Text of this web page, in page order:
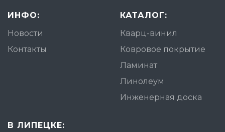
ИНФО:
Новости
Контакты
КАТАЛОГ:
Кварц-винил
Ковровое покрытие
Ламинат
Линолеум
Инженерная доска
В ЛИПЕЦКЕ: